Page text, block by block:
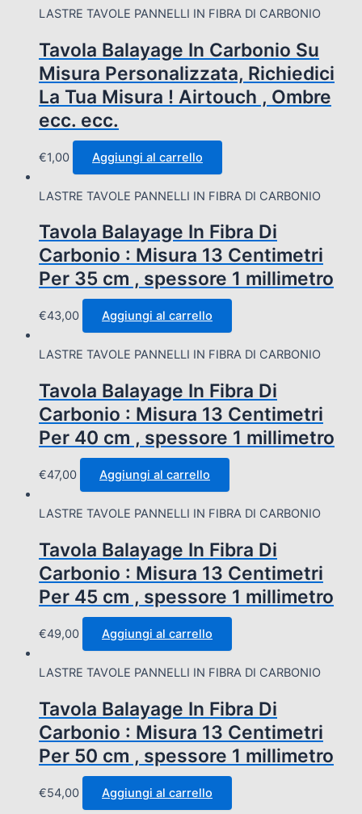
LASTRE TAVOLE PANNELLI IN FIBRA DI CARBONIO
Tavola Balayage In Carbonio Su
Misura Personalizzata, Richiedici
La Tua Misura ! Airtouch , Ombre
ecc. ecc.
€1,00 Aggiungi al carrello
LASTRE TAVOLE PANNELLI IN FIBRA DI CARBONIO
Tavola Balayage In Fibra Di
Carbonio : Misura 13 Centimetri
Per 35 cm , spessore 1 millimetro
€43,00 Aggiungi al carrello
LASTRE TAVOLE PANNELLI IN FIBRA DI CARBONIO
Tavola Balayage In Fibra Di
Carbonio : Misura 13 Centimetri
Per 40 cm , spessore 1 millimetro
€47,00 Aggiungi al carrello
LASTRE TAVOLE PANNELLI IN FIBRA DI CARBONIO
Tavola Balayage In Fibra Di
Carbonio : Misura 13 Centimetri
Per 45 cm , spessore 1 millimetro
€49,00 Aggiungi al carrello
LASTRE TAVOLE PANNELLI IN FIBRA DI CARBONIO
Tavola Balayage In Fibra Di
Carbonio : Misura 13 Centimetri
Per 50 cm , spessore 1 millimetro
€54,00 Aggiungi al carrello